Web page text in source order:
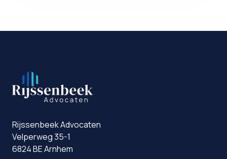
Rijssenbeek Advocaten
Velperweg 35-1
6824 BE Arnhem